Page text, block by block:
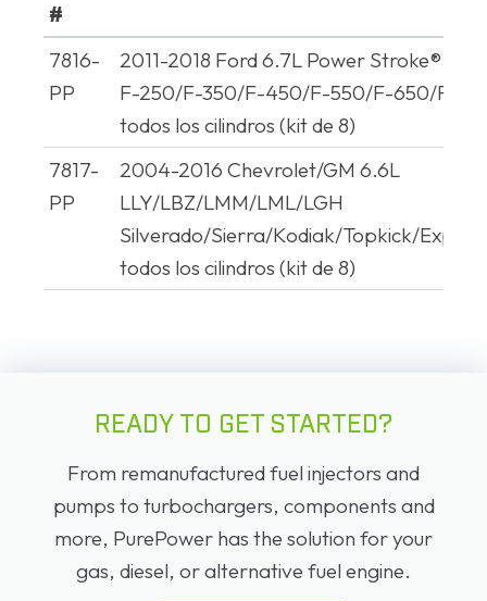
#
Pieza
#
AplicaciÃ³n
7816-
PP
2011-2018 Ford 6.7L Power Stroke®
F-250/F-350/F-450/F-550/F-650/F-
todos los cilindros (kit de 8)
7817-
PP
2004-2016 Chevrolet/GM 6.6L
LLY/LBZ/LMM/LML/LGH
Silverado/Sierra/Kodiak/Topkick/
todos los cilindros (kit de 8)
READY TO GET STARTED?
From remanufactured fuel injectors and
pumps to turbochargers, components and
more, PurePower has the solution for your
gas, diesel, or alternative fuel engine.